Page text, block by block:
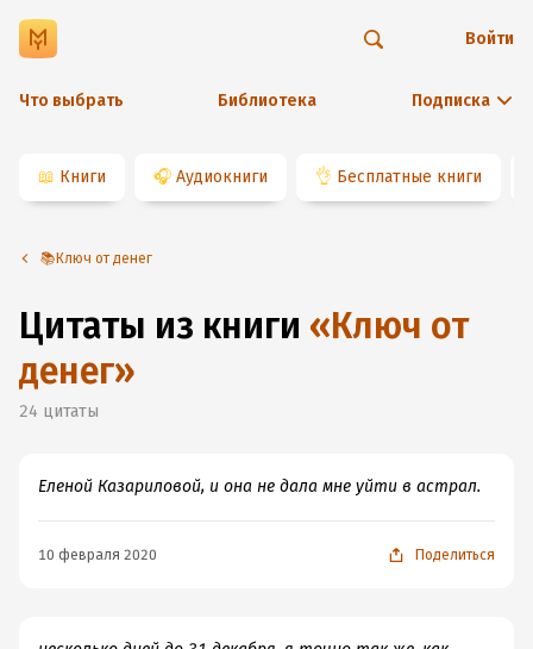
Что выбрать Библиотека Подписка
Войти
📖 Книги 🎧 Аудиокниги 👌 Бесплатные книги
📚Ключ от денег
Цитаты из книги «Ключ от
денег»
24 цитаты
Еленой Казариловой, и она не дала мне уйти в астрал.
10 февраля 2020 Поделиться